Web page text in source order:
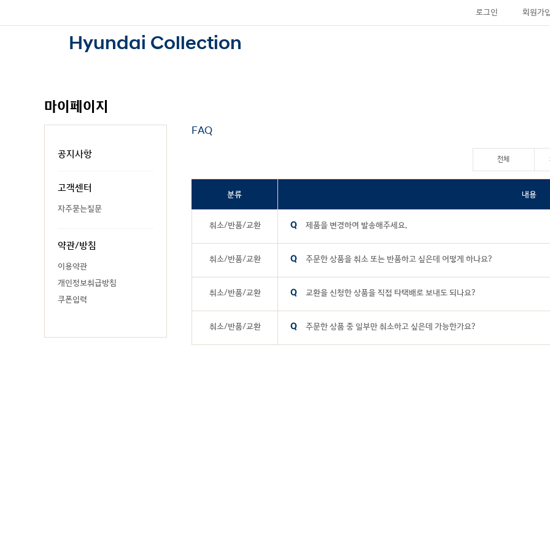
로그인 회원가
Hyundai Collection
마이페이지
공지사항
고객센터
자주묻는질문
약관/방침
이용약관
개인정보취급방침
쿠폰입력
FAQ
전체
분류 내용
취소/반품/교환 제품을 변경하여 발송해주세요.
다른 제품으로 상품 변경 발송은 진행되지 않습니다. 마이페이지상에서 취
3496-4240) 통화하여 취소 후 재 주문 해 주십시요.
취소/반품/교환 주문한 상품을 취소 또는 반품하고 싶은데 어떻게 하나요?
마이페이지상에서 취소하셔야 하며, 상품이 택배사로 전달되었거나 이미
반품을 해 주셔야 합니다. ※ 고객센터(02-3496-4240 또는 1:1문의)으로 문의/
취소/반품/교환 교환을 신청한 상품을 직접 타택배로 보내도 되나요?
아니요. cj대한통운을 통해서만 가능합니다. (단, 타 택배 이용요청 시에
취소/반품/교환 주문한 상품 중 일부만 취소하고 싶은데 가능한가요?